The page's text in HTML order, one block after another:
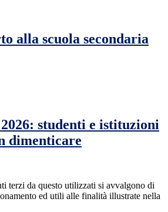
alla scuola secondaria
studenti e istituzioni
dimenticare
terzi da questo utilizzati si avvalgono di
ed utili alle finalità illustrate nella